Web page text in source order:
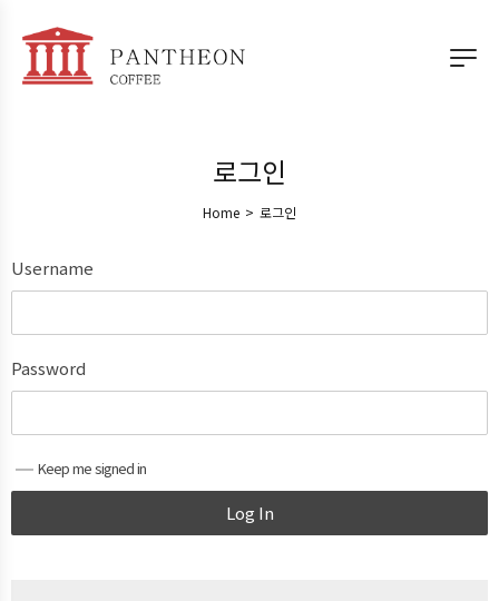
로그인
Home > 로그인
Username
Password
Keep me signed in
Log In